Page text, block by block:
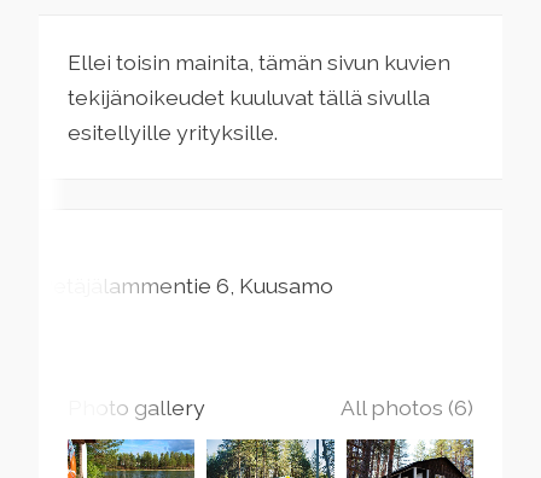
Ellei toisin mainita, tämän sivun kuvien
tekijänoikeudet kuuluvat tällä sivulla
esitellyille yrityksille.
Petäjälammentie 6 Kuusamo
Photo gallery All photos (6)